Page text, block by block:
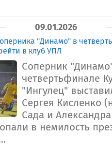
09.01.2026
"Динамо" в
в клуб УПЛ
Соперник
четвертьфинале
"Ингулец"
Сергея Кисленко
Сада и
в немилость